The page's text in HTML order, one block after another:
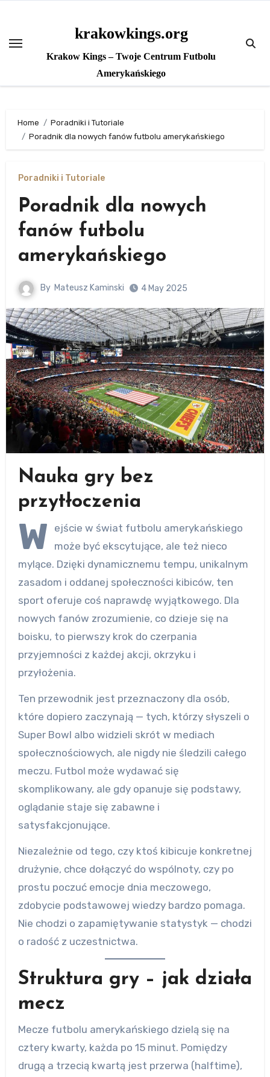
content
krakowkings.org
Krakow Kings – Twoje Centrum Futbolu
Amerykańskiego
Home
Poradniki i Tutoriale
Poradnik dla nowych fanów futbolu amerykańskiego
Poradniki i Tutoriale
Poradnik dla nowych
fanów futbolu
amerykańskiego
By Mateusz Kaminski 4 May 2025
Nauka gry bez
przytłoczenia
W
ejście w świat futbolu amerykańskiego
może być ekscytujące, ale też nieco
mylące. Dzięki dynamicznemu tempu, unikalnym
zasadom i oddanej społeczności kibiców, ten
sport oferuje coś naprawdę wyjątkowego. Dla
nowych fanów zrozumienie, co dzieje się na
boisku, to pierwszy krok do czerpania
przyjemności z każdej akcji, okrzyku i
przyłożenia.
Ten przewodnik jest przeznaczony dla osób,
które dopiero zaczynają — tych, którzy słyszeli o
Super Bowl albo widzieli skrót w mediach
społecznościowych, ale nigdy nie śledzili całego
meczu. Futbol może wydawać się
skomplikowany, ale gdy opanuje się podstawy,
oglądanie staje się zabawne i
satysfakcjonujące.
Niezależnie od tego, czy ktoś kibicuje konkretnej
drużynie, chce dołączyć do wspólnoty, czy po
prostu poczuć emocje dnia meczowego,
zdobycie podstawowej wiedzy bardzo pomaga.
Nie chodzi o zapamiętywanie statystyk — chodzi
o radość z uczestnictwa.
Struktura gry – jak działa
mecz
Mecze futbolu amerykańskiego dzielą się na
cztery kwarty, każda po 15 minut. Pomiędzy
drugą a trzecią kwartą jest przerwa (halftime),